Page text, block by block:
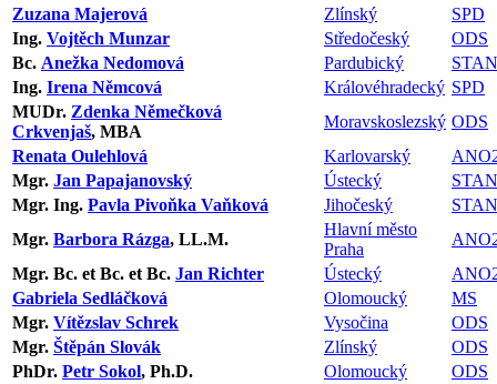
Zuzana Majerová
Zlínský
SPD
Ing. Vojtěch Munzar Středočeský
ODS
Bc. Anežka Nedomová Pardubický
STAN
Ing. Irena Němcová Královéhradecký SPD
MUDr. Zdenka Němečková
Crkvenjaš, MBA
Moravskoslezský ODS
Renata Oulehlová
Karlovarský
Mgr. Jan Papajanovský Ústecký
STAN
Mgr. Ing. Pavla Pivoňka Vaňková Jihočeský
STAN
Mgr. Barbora Rázga, LL.M.
Hlavní město
Praha
Mgr. Bc. et Bc. et Bc. Jan Richter Ústecký
Gabriela Sedláčková
Olomoucký
MS
Mgr. Vítězslav Schrek Vysočina
ODS
Mgr. Štěpán Slovák Zlínský
ODS
PhDr. Petr Sokol, Ph.D. Olomoucký
ODS